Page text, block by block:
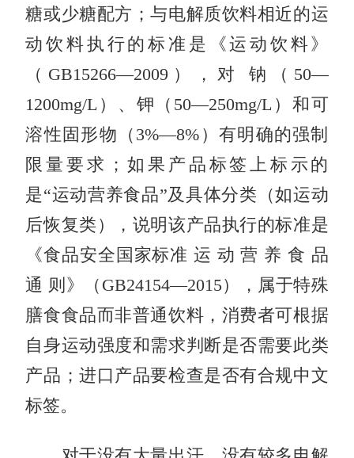
糖或少糖配方；与电解质饮料相近的运
动饮料执行的标准是《运动饮料》
（GB15266—2009），对 钠（50—
1200mg/L）、钾（50—250mg/L）和可
溶性固形物（3%—8%）有明确的强制
限量要求；如果产品标签上标示的
是“运动营养食品”及具体分类（如运动
后恢复类），说明该产品执行的标准是
《食品安全国家标准 运 动 营 养 食 品
通 则》（GB24154—2015），属于特殊
膳食食品而非普通饮料，消费者可根据
自身运动强度和需求判断是否需要此类
产品；进口产品要检查是否有合规中文
标签。